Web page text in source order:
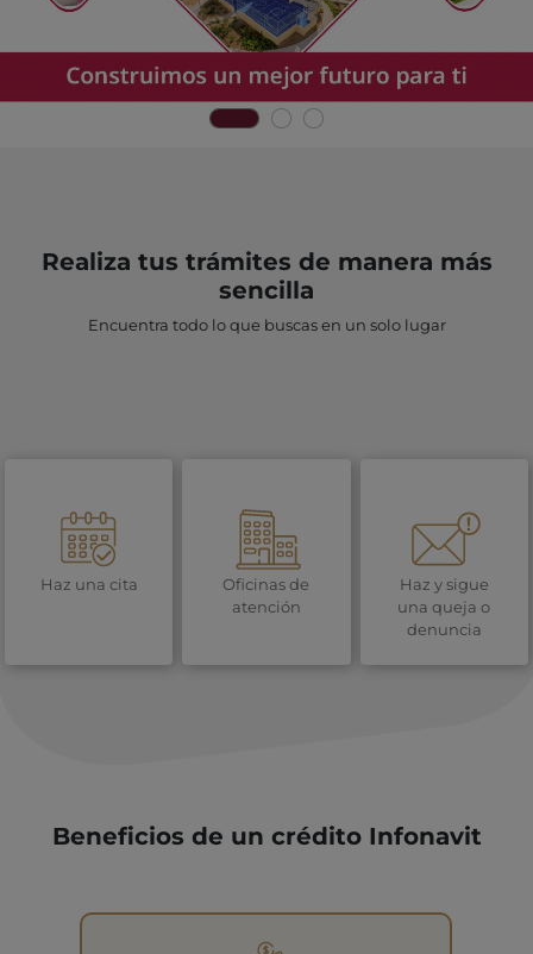
Realiza tus trámites de manera más
sencilla
Encuentra todo lo que buscas en un solo lugar
Haz una cita
Oficinas de
atención
Haz y sigue
una queja o
denuncia
Beneficios de un crédito Infonavit